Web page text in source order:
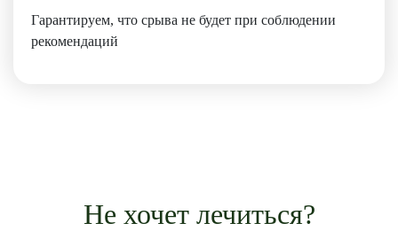
Гарантируем, что срыва не будет при соблюдении
рекомендаций
Не хочет лечиться?